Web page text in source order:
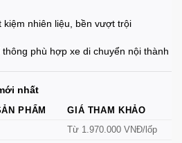
kiệm nhiên liệu, bền vượt trội
phù hợp xe di chuyển nội thành
nhất
PHẨM
GIÁ THAM KHẢO
Từ 1.970.000 VNĐ/lốp